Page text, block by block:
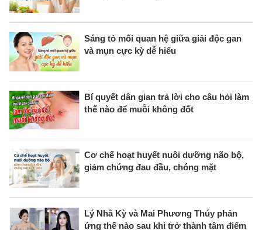
Sáng tỏ mối quan hệ giữa giải độc gan
và mụn cực kỳ dễ hiểu
Bí quyết dân gian trả lời cho câu hỏi làm
thế nào để muỗi không đốt
Cơ chế hoạt huyết nuôi dưỡng não bộ,
giảm chứng đau đầu, chóng mặt
Lý Nhã Kỳ và Mai Phương Thúy phản
ứng thế nào sau khi trở thành tâm điểm